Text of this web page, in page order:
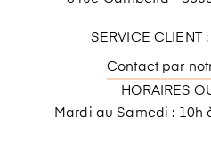
SERVICE CLIENT
Contact par
HORAIRES
Mardi au Samedi : 10h